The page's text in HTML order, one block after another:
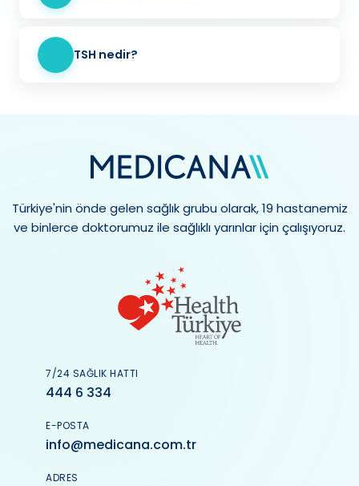
TSH nedir?
Türkiye'nin önde gelen sağlık grubu olarak, 19 hastanemiz
ve binlerce doktorumuz ile sağlıklı yarınlar için çalışıyoruz.
7/24 SAĞLIK HATTI
444 6 334
E-POSTA
info@medicana.com.tr
ADRES